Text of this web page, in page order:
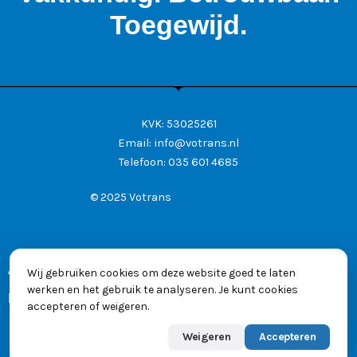
Toegewijd.
KVK: 53025261
Email: info@votrans.nl
Telefoon: 035 601 4685
© 2025 Votrans
Algemene voorwaarden
Privacyverklaring
Wij gebruiken cookies om deze website goed te laten
werken en het gebruik te analyseren. Je kunt cookies
accepteren of weigeren.
Weigeren Accepteren